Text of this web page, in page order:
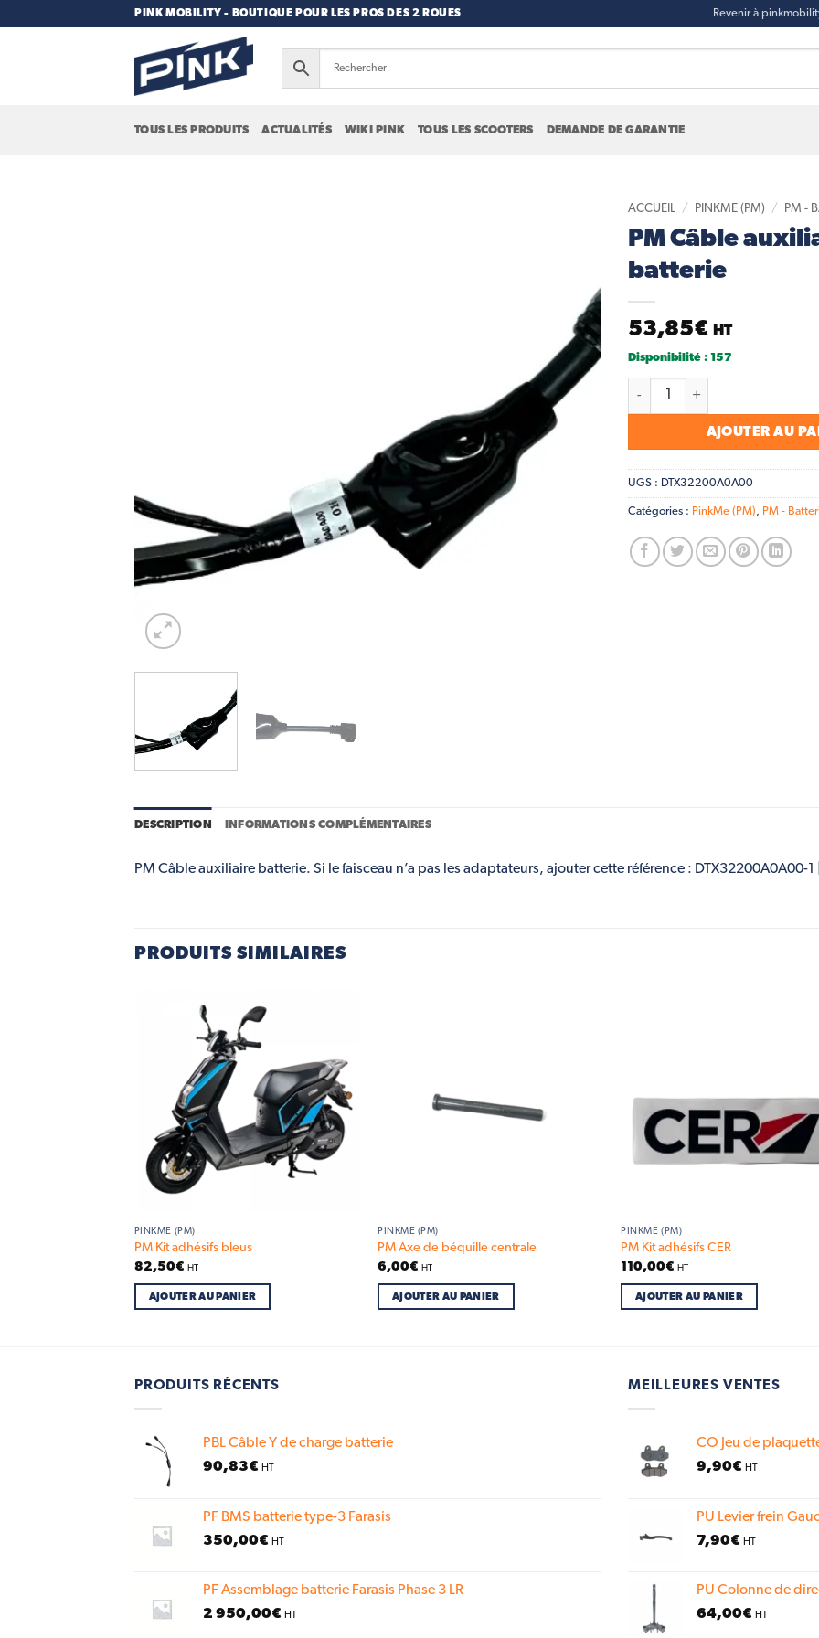
PINK MOBILITY - BOUTIQUE POUR LES PROS DES 2 ROUES Revenir à
TOUS LES PRODUITS ACTUALITÉS WIKI PINK TOUS LES SCOOTERS DEMANDE DE GARANTIE
ACCUEIL / PINKME (PM) / PM -
PM Câble
batterie
53,85€ HT
Disponibilité : 157
quantité de PM Câble
AJOUTER AU
UGS : DTX32200A0A00
Catégories : PinkMe (PM) , PM -
DESCRIPTION INFORMATIONS COMPLÉMENTAIRES
PM Câble auxiliaire batterie. Si le faisceau n’a pas les adaptateurs, ajouter cette référence : DTX32200A0A00-
PRODUITS SIMILAIRES
PINKME (PM)
PM Kit adhésifs bleus
82,50€ HT
AJOUTER AU PANIER
PINKME (PM)
PM Axe de béquille centrale
6,00€ HT
AJOUTER AU PANIER
PINKME (PM)
PM Kit adhésifs CER
110,00€ HT
AJOUTER AU PANIER
PRODUITS RÉCENTS
PBL Câble Y de charge batterie
90,83€ HT
PF BMS batterie type-3 Farasis
350,00€ HT
PF Assemblage batterie Farasis Phase 3 LR
2 950,00€ HT
MEILLEURES VENTES
CO Jeu de
9,90€ HT
PU Levier frein
7,90€ HT
PU Colonne de
64,00€ HT